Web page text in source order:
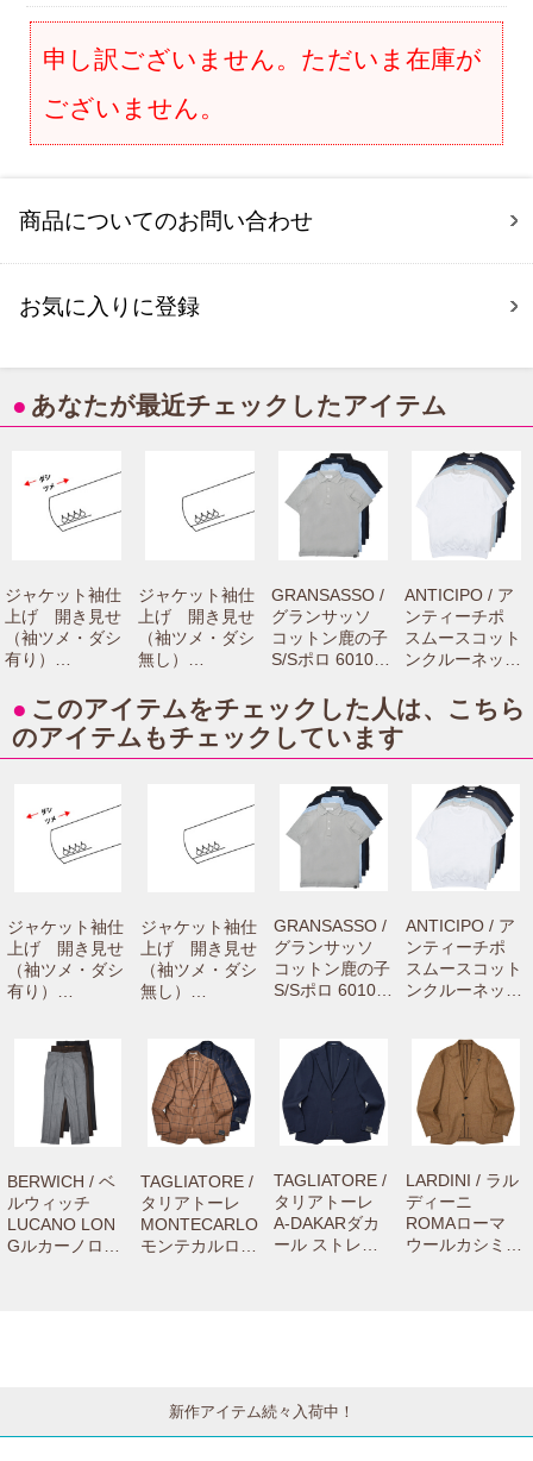
申し訳ございません。ただいま在庫が
ございません。
商品についてのお問い合わせ
お気に入りに登録
● あなたが最近チェックしたアイテム
ジャケット袖仕
上げ 開き見せ
（袖ツメ・ダシ
有り）
ミシモ）online
shopで商品をお
買上げの方専用
ジャケット袖仕
上げ 開き見せ
（袖ツメ・ダシ
無し）
ミシモ）online
shopで商品をお
買上げの方専用
GRANSASSO /
グランサッソ
コットン鹿の子
S/Sポロ 60103/
0003
ANTICIPO / ア
ンティーチポ
スムースコット
ンクルーネック
ソー NEBBIOLO
smooth 721610
● このアイテムをチェックした人は、こちら
のアイテムもチェックしています
ジャケット袖仕
上げ 開き見せ
（袖ツメ・ダシ
有り）
line shopで商品
をお買上げの方
専用のお修理メ
ニューです。】
ジャケット袖仕
上げ 開き見せ
（袖ツメ・ダシ
無し）
line shopで商品
をお買上げの方
専用のお修理メ
ニューです。】
GRANSASSO /
グランサッソ
コットン鹿の子
S/Sポロ 60103/
ANTICIPO / ア
ンティーチポ
スムースコット
ンクルーネック
O smooth 7216
1001004
BERWICH / ベ
ルウィッチ
LUCANO LON
Gルカーノロン
TAGLIATORE /
タリアトーレ
MONTECARLO
モンテカルロ
TAGLIATORE /
タリアトーレ
A-DAKARダカ
ール ストレッ
LARDINI / ラル
ディーニ
ROMAローマ
ウールカシミア
新作アイテム続々入荷中！